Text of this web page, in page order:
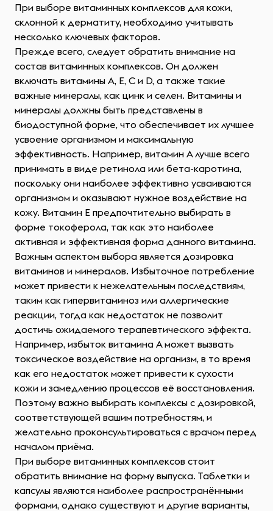
При выборе витаминных комплексов для кожи,
склонной к дерматиту, необходимо учитывать
несколько ключевых факторов.
Прежде всего, следует обратить внимание на
состав витаминных комплексов. Он должен
включать витамины A, E, C и D, а также такие
важные минералы, как цинк и селен. Витамины и
минералы должны быть представлены в
биодоступной форме, что обеспечивает их лучшее
усвоение организмом и максимальную
эффективность. Например, витамин A лучше всего
принимать в виде ретинола или бета-каротина,
поскольку они наиболее эффективно усваиваются
организмом и оказывают нужное воздействие на
кожу. Витамин E предпочтительно выбирать в
форме токоферола, так как это наиболее
активная и эффективная форма данного витамина.
Важным аспектом выбора является дозировка
витаминов и минералов. Избыточное потребление
может привести к нежелательным последствиям,
таким как гипервитаминоз или аллергические
реакции, тогда как недостаток не позволит
достичь ожидаемого терапевтического эффекта.
Например, избыток витамина A может вызвать
токсическое воздействие на организм, в то время
как его недостаток может привести к сухости
кожи и замедлению процессов её восстановления.
Поэтому важно выбирать комплексы с дозировкой,
соответствующей вашим потребностям, и
желательно проконсультироваться с врачом перед
началом приёма.
При выборе витаминных комплексов стоит
обратить внимание на форму выпуска. Таблетки и
капсулы являются наиболее распространёнными
формами, однако существуют и другие варианты,